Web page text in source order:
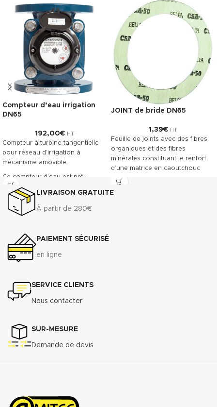
Compteur d’eau irrigation
DN65
192,00€ HT
Compteur à turbine tangentielle
pour réseau d’irrigation à
mécanisme amovible.
Ce compteur d’eau est pré-
équipé pour recevoir la pose
d’un émetteur à impulsions.
Classe métrologique A. Corps en
fonte revêtu, offrant une grande
Raccordement à brides du DN 50
au DN 300
JOINT de bride DN65
1,39€ HT
Feuille de joints avec des fibres
organiques et des fibres
minérales constituant le renfort
d’une matrice en caoutchouc
NBR. Le TECNIFIBRE80 possède
LIVRAISON GRATUITE
À partir de 280€
PAIEMENT SÉCURISÉ
en ligne
SERVICE CLIENTS
Nous contacter
SUR-MESURE
Demande de devis